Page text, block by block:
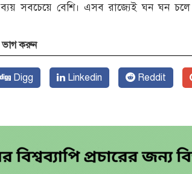
সবচেয়ে বেশি। এসব রাজ্যেই ঘন ঘন চলে
ভাগ করুন
Digg Linkedin Reddit